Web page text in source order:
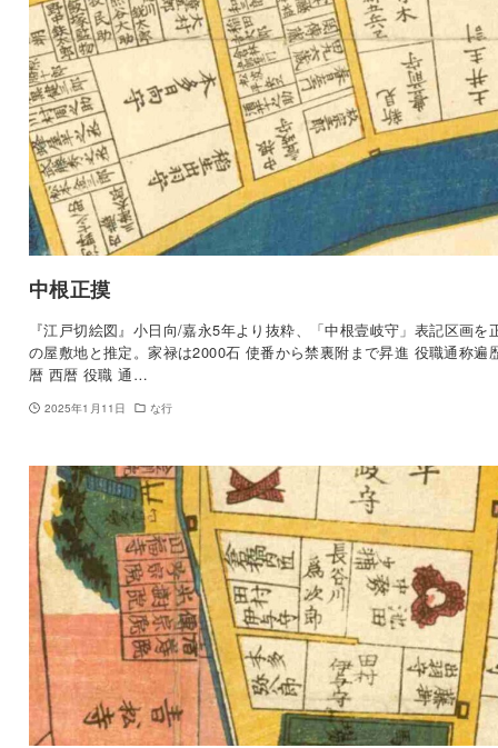
中根正摸
『江戸切絵図』小日向/嘉永5年より抜粋、「中根壹岐守」表記区画を
の屋敷地と推定。家禄は2000石 使番から禁裏附まで昇進 役職通称遍
暦 西暦 役職 通…
2025年1月11日 な行